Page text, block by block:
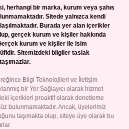
herhangi bir marka, kurum veya şahıs
Sitede yalnızca kendi
Burada yer alan içerikler
gerçek kurum ve kişiler hakkında
kurum ve kişiler ile isim
Sitemizdeki bilgiler taslak
Bilgi Teknolojileri ve İletişim
bir Yer Sağlayıcı olarak hizmet
içerikleri proaktif olarak denetleme
bulunmamaktadır. Ancak, üyelerimiz
taşımakta olup, siteye üye olarak bu